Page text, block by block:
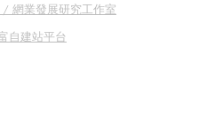
網業發展研究工作室
自建站平台